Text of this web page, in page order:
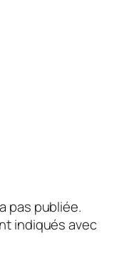
pas publiée.
indiqués avec